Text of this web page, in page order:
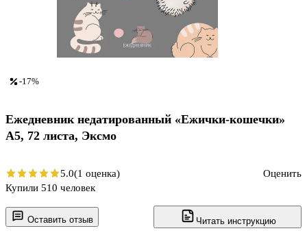
Оставить отзыв Читать инструкцию
-17%
Ежедневник недатированный «Ежички-кошечки»
А5, 72 листа, Эксмо
5.0(1 оценка)
Оценить
Купили 510 человек